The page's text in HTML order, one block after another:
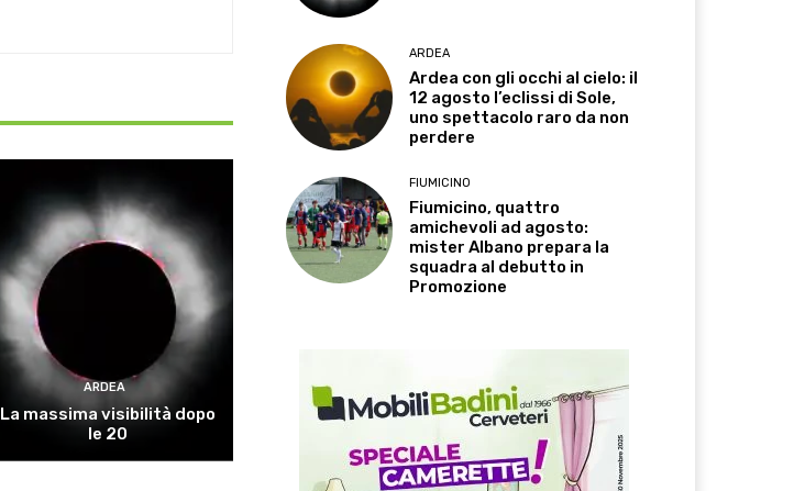
ARDEA
La massima visibilità dopo
le 20
ARDEA
Ardea con gli occhi al cielo: il
12 agosto l’eclissi di Sole,
uno spettacolo raro da non
perdere
FIUMICINO
Fiumicino, quattro
amichevoli ad agosto:
mister Albano prepara la
squadra al debutto in
Promozione